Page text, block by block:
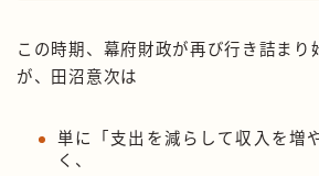
この時期、幕府財政が再び行き詰まり
が、田沼意次は
単に「支出を減らして収入を増
く、